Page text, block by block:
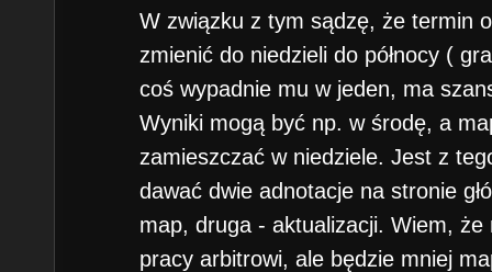
W związku z tym sądzę, że termin
zmienić do niedzieli do północy (
coś wypadnie mu w jeden, ma
Wyniki mogą być np. w środę, a
zamieszczać w niedziele. Jest z
dawać dwie adnotacje na stronie
map, druga - aktualizacji. Wiem,
pracy arbitrowi, ale będzie mniej